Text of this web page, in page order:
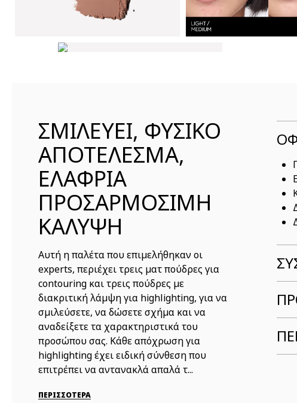
ΣΜΙΛΕΥΕΙ, ΦΥΣΙΚΟ
ΑΠΟΤΕΛΕΣΜΑ,
ΕΛΑΦΡΙΑ
ΠΡΟΣΑΡΜΟΣΙΜΗ
ΚΑΛΥΨΗ
Αυτή η παλέτα που επιμελήθηκαν οι
experts, περιέχει τρεις ματ πούδρες για
contouring και τρεις πούδρες με
διακριτική λάμψη για highlighting, για να
σμιλεύσετε, να δώσετε σχήμα και να
αναδείξετε τα χαρακτηριστικά του
προσώπου σας. Κάθε απόχρωση για
highlighting έχει ειδική σύνθεση που
επιτρέπει να αντανακλά απαλά τ...
ΠΕΡΙΣΣΟΤΕΡΑ